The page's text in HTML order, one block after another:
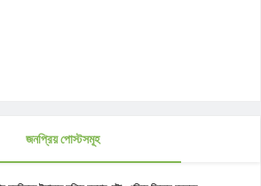
জনপ্রিয় পোস্টসমূহ